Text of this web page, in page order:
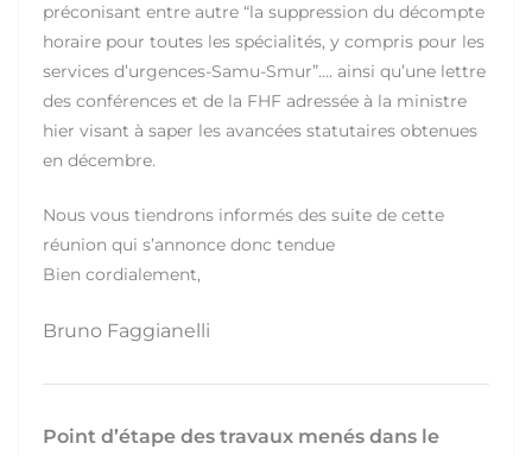
préconisant entre autre “la suppression du décompte
horaire pour toutes les spécialités, y compris pour les
services d’urgences-Samu-Smur”…. ainsi qu’une lettre
des conférences et de la FHF adressée à la ministre
hier visant à saper les avancées statutaires obtenues
en décembre.
Nous vous tiendrons informés des suite de cette
réunion qui s’annonce donc tendue
Bien cordialement,
Bruno Faggianelli
Point d’étape des travaux menés dans le